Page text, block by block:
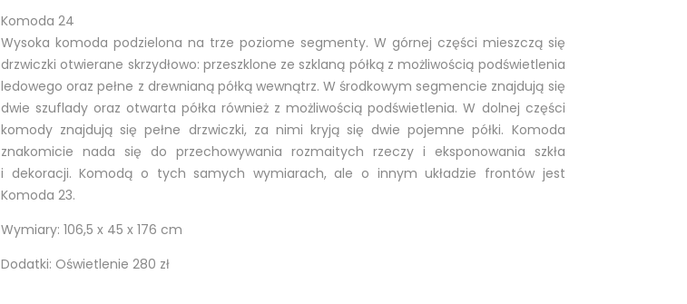
Komoda 24
Wysoka komoda podzielona na trze poziome segmenty. W górnej części mieszczą się
drzwiczki otwierane skrzydłowo: przeszklone ze szklaną półką z możliwością podświetlenia
ledowego oraz pełne z drewnianą półką wewnątrz. W środkowym segmencie znajdują się
dwie szuflady oraz otwarta półka również z możliwością podświetlenia. W dolnej części
komody znajdują się pełne drzwiczki, za nimi kryją się dwie pojemne półki. Komoda
znakomicie nada się do przechowywania rozmaitych rzeczy i eksponowania szkła
i dekoracji. Komodą o tych samych wymiarach, ale o innym układzie frontów jest
Komoda 23.
Wymiary: 106,5 x 45 x 176 cm
Dodatki: Oświetlenie 280 zł